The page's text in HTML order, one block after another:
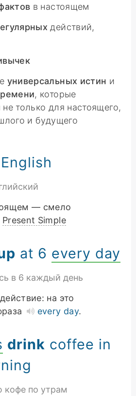
в настоящем
действий,
универсальных истин и
, которые
только для настоящего,
и будущего
English
— смело
Present Simple
at 6 every day
в 6 каждый день
на это
every day.
drink coffee in
кофе по утрам